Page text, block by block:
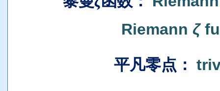
Riemann ζ
平凡零点 ：